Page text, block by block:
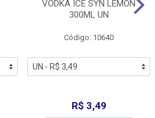
VODKA ICE SYN LEMON
300ML UN
Código: 10640
R$ 3,49